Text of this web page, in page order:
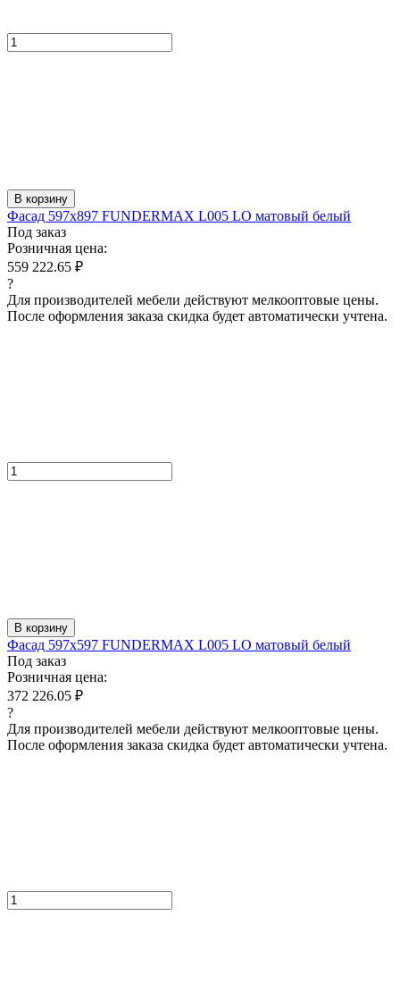
В корзину
Фасад 597x897 FUNDERMAX L005 LO матовый белый
Под заказ
Розничная цена:
559 222.65 ₽
?
Для производителей мебели действуют мелкооптовые цены.
После оформления заказа скидка будет автоматически учтена.
В корзину
Фасад 597x597 FUNDERMAX L005 LO матовый белый
Под заказ
Розничная цена:
372 226.05 ₽
?
Для производителей мебели действуют мелкооптовые цены.
После оформления заказа скидка будет автоматически учтена.